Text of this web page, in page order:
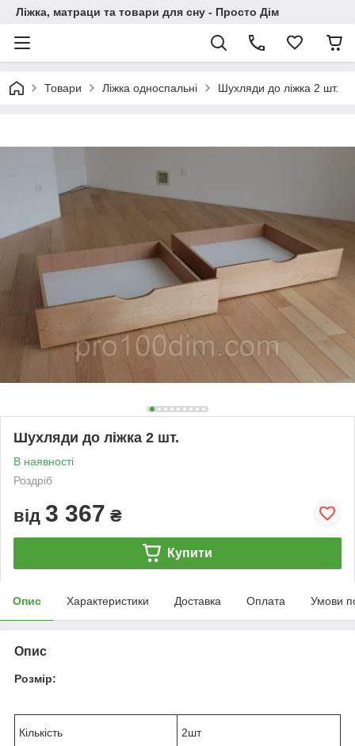
Ліжка, матраци та товари для сну - Просто Дім
Товари Ліжка односпальні Шухляди до ліжка 2 шт.
Шухляди до ліжка 2 шт.
В наявності
Роздріб
від 3 367 ₴
Купити
Опис Характеристики Доставка Оплата Умови
Опис
Розмір:
Кількість
2шт